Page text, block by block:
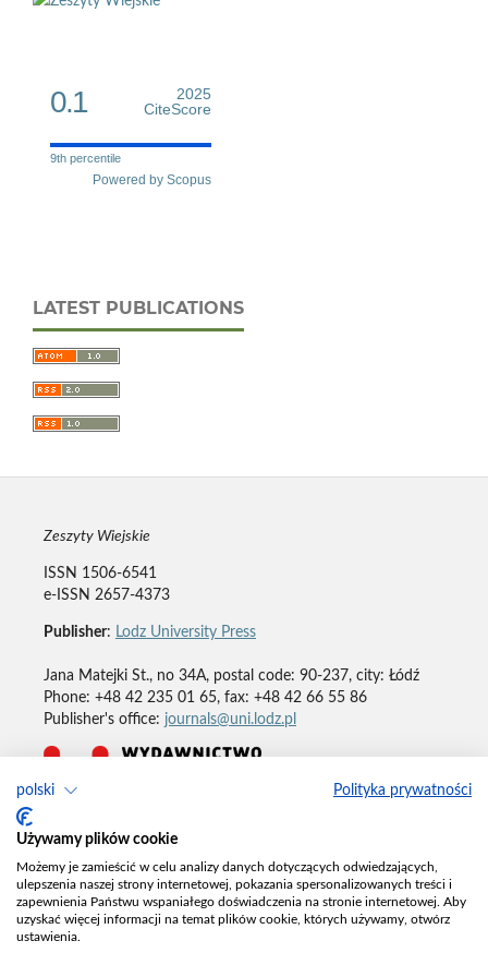
polski Polityka prywatności
Używamy plików cookie
Możemy je zamieścić w celu analizy danych dotyczących odwiedzających,
ulepszenia naszej strony internetowej, pokazania spersonalizowanych treści i
zapewnienia Państwu wspaniałego doświadczenia na stronie internetowej. Aby
uzyskać więcej informacji na temat plików cookie, których używamy, otwórz
ustawienia.
0.1
2025
CiteScore
9th percentile
Powered by Scopus
LATEST PUBLICATIONS
Zeszyty Wiejskie
ISSN 1506-6541
e-ISSN 2657-4373
Publisher: Lodz University Press
Jana Matejki St., no 34A, postal code: 90-237, city: Łódź
Phone: +48 42 235 01 65, fax: +48 42 66 55 86
Publisher's office: journals@uni.lodz.pl
Deklaracja dostępności